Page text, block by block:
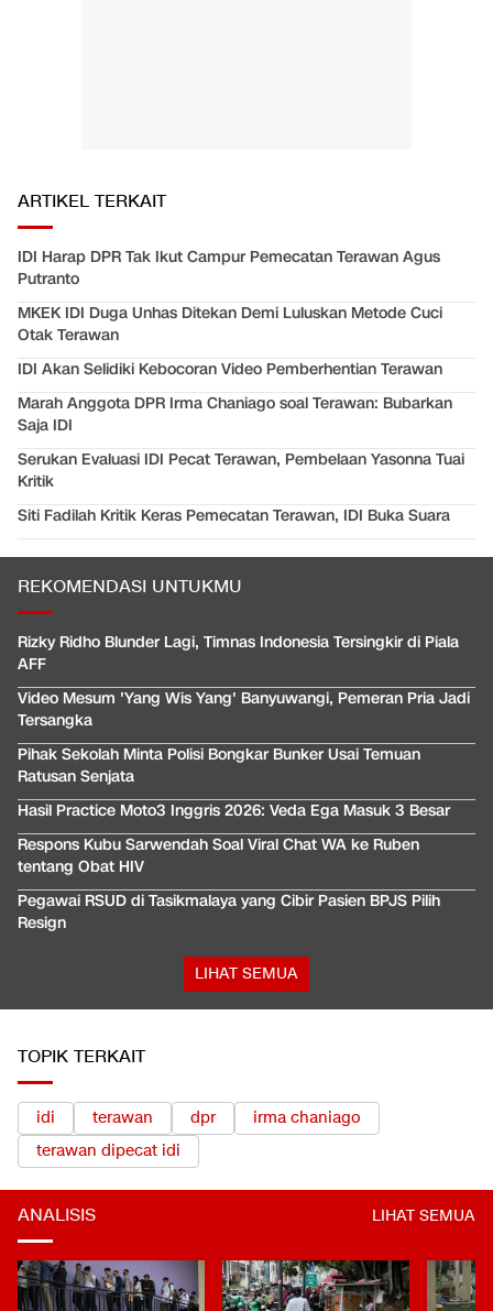
ARTIKEL TERKAIT
IDI Harap DPR Tak Ikut Campur Pemecatan Terawan Agus
Putranto
MKEK IDI Duga Unhas Ditekan Demi Luluskan Metode Cuci
Otak Terawan
IDI Akan Selidiki Kebocoran Video Pemberhentian Terawan
Marah Anggota DPR Irma Chaniago soal Terawan: Bubarkan
Saja IDI
Serukan Evaluasi IDI Pecat Terawan, Pembelaan Yasonna Tuai
Kritik
Siti Fadilah Kritik Keras Pemecatan Terawan, IDI Buka Suara
REKOMENDASI UNTUKMU
Rizky Ridho Blunder Lagi, Timnas Indonesia Tersingkir di Piala
AFF
Video Mesum 'Yang Wis Yang' Banyuwangi, Pemeran Pria Jadi
Tersangka
Pihak Sekolah Minta Polisi Bongkar Bunker Usai Temuan
Ratusan Senjata
Hasil Practice Moto3 Inggris 2026: Veda Ega Masuk 3 Besar
Respons Kubu Sarwendah Soal Viral Chat WA ke Ruben
tentang Obat HIV
Pegawai RSUD di Tasikmalaya yang Cibir Pasien BPJS Pilih
Resign
LIHAT SEMUA
TOPIK TERKAIT
idi terawan dpr
irma chaniago
terawan dipecat idi
ANALISIS LIHAT SEMUA